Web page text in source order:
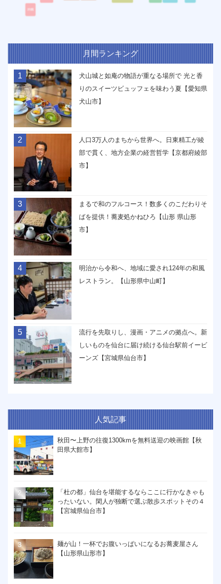
月間ランキング
1
犬山城と如庵の物語が重なる場所で 光と香
りのスイーツビュッフェを味わう夏【愛知県
犬山市】
2
人口3万人のまちから世界へ。日東精工が綾
部で貫く、地方企業の経営哲学【京都府綾部
市】
3
まるで和のフルコース！数多くのこだわりそ
ばを提供！蕎麦処かねひろ【山形 県山形
市】
4
明治から令和へ、地域に愛され124年の和風
レストラン。【山形県中山町】
5
流行を先取りし、漫画・アニメの拠点へ。新
しいものを仙台に届け続ける仙台駅前イービ
ーンズ【宮城県仙台市】
人気記事
秋田〜上野の往復1300kmを無料送迎の映画館【秋
田県大館市】
「杜の都」仙台を堪能するならここに行かなきゃも
ったいない。閑人が独断で選ぶ散歩スポットその４
【宮城県仙台市】
麺が山！一杯でお腹いっぱいになるお蕎麦屋さん
【山形県山形市】